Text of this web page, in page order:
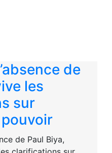
de
les
sur
pouvoir
de Paul Biya,